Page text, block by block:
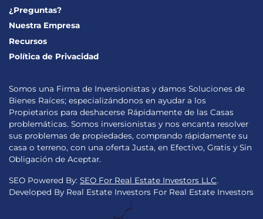
¿Preguntas?
Nuestra Empresa
Recursos
Política de Privacidad
Somos una Firma de Inversionistas y damos Soluciones de
Bienes Raíces; especializándonos en ayudar a los
Propietarios para deshacerse Rápidamente de las Casas
problemáticas. Somos inversionistas y nos encanta resolver
sus problemas de propiedades, comprando rápidamente su
casa o terreno, con una oferta Justa, en Efectivo, Gratis y Sin
Obligación de Aceptar.
SEO Powered By: SEO For Real Estate Investors LLC.
Developed By Real Estate Investors For Real Estate Investors